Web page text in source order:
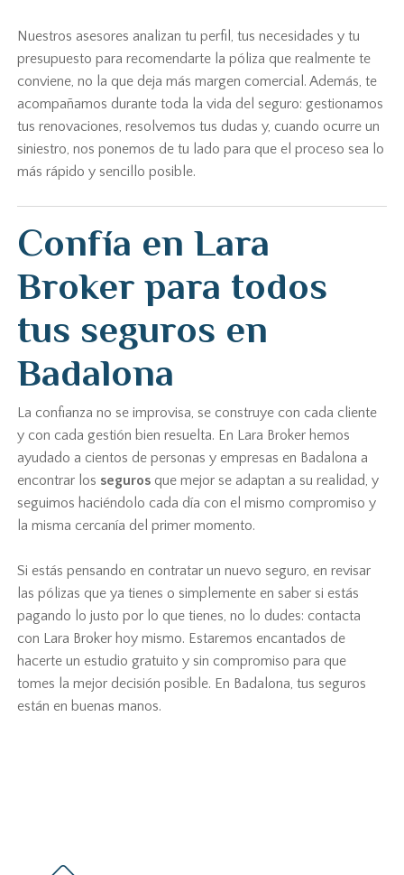
Nuestros asesores analizan tu perfil, tus necesidades y tu
presupuesto para recomendarte la póliza que realmente te
conviene, no la que deja más margen comercial. Además, te
acompañamos durante toda la vida del seguro: gestionamos
tus renovaciones, resolvemos tus dudas y, cuando ocurre un
siniestro, nos ponemos de tu lado para que el proceso sea lo
más rápido y sencillo posible.
Confía en Lara
Broker para todos
tus seguros en
Badalona
La confianza no se improvisa, se construye con cada cliente
y con cada gestión bien resuelta. En Lara Broker hemos
ayudado a cientos de personas y empresas en Badalona a
encontrar los seguros que mejor se adaptan a su realidad, y
seguimos haciéndolo cada día con el mismo compromiso y
la misma cercanía del primer momento.
Si estás pensando en contratar un nuevo seguro, en revisar
las pólizas que ya tienes o simplemente en saber si estás
pagando lo justo por lo que tienes, no lo dudes: contacta
con Lara Broker hoy mismo. Estaremos encantados de
hacerte un estudio gratuito y sin compromiso para que
tomes la mejor decisión posible. En Badalona, tus seguros
están en buenas manos.